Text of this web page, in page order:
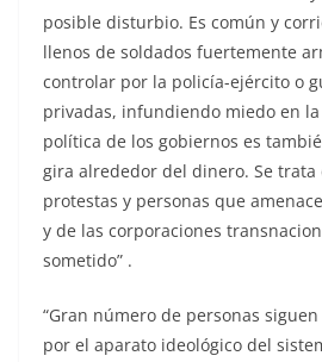
posible disturbio. Es común y
llenos de soldados fuertemente
controlar por la policía-ejército o
privadas, infundiendo miedo en
política de los gobiernos es
gira alrededor del dinero. Se trata
protestas y personas que
y de las corporaciones
sometido” .
“Gran número de personas
por el aparato ideológico del